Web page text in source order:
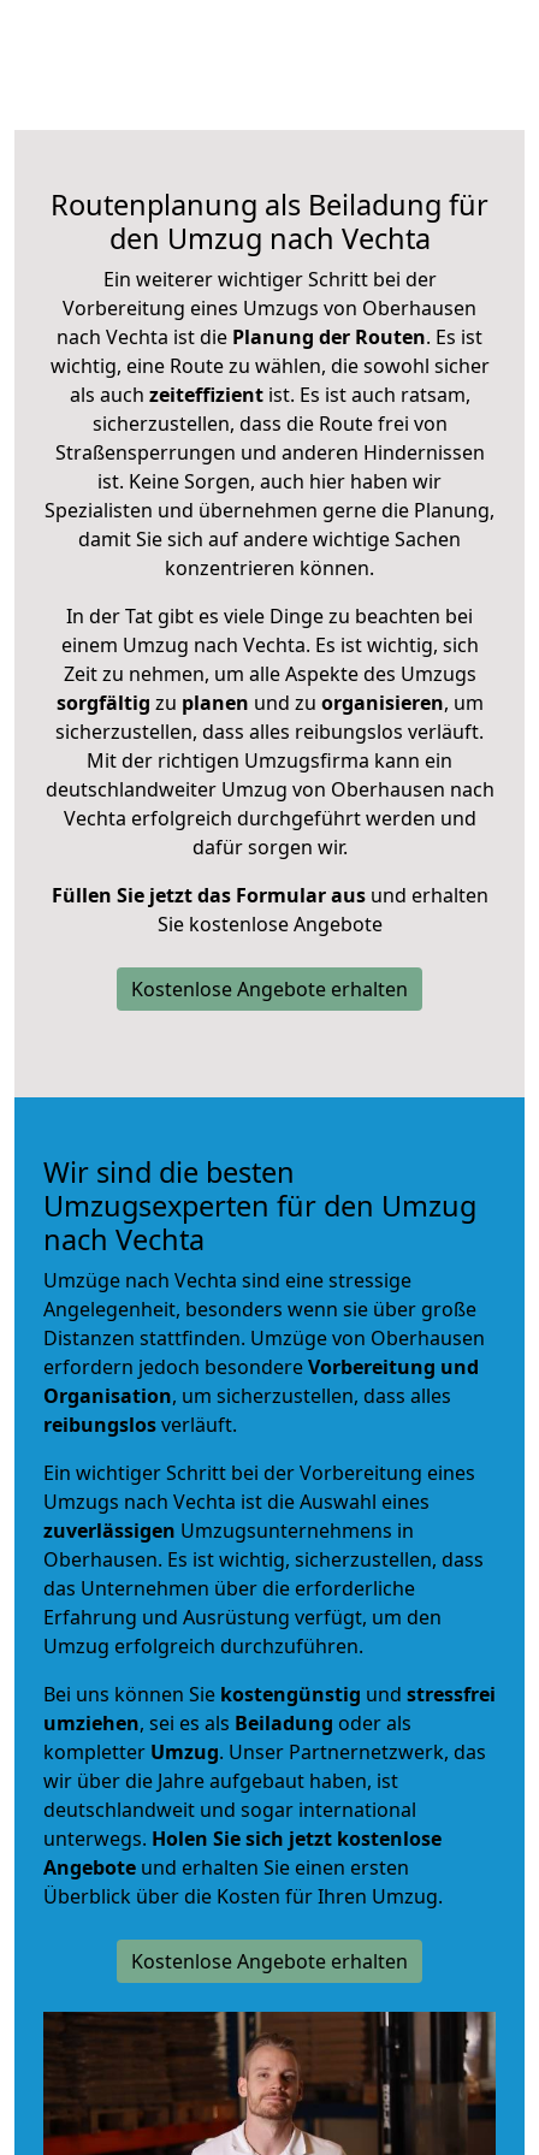
Routenplanung als Beiladung für
den Umzug nach Vechta
Ein weiterer wichtiger Schritt bei der
Vorbereitung eines Umzugs von Oberhausen
nach Vechta ist die Planung der Routen. Es ist
wichtig, eine Route zu wählen, die sowohl sicher
als auch zeiteffizientist. Es ist auch ratsam,
sicherzustellen, dass die Route frei von
Straßensperrungen und anderen Hindernissen
ist. Keine Sorgen, auch hier haben wir
Spezialisten und übernehmen gerne die Planung,
damit Sie sich auf andere wichtige Sachen
konzentrieren können.
In der Tat gibt es viele Dinge zu beachten bei
einem Umzug nach Vechta. Es ist wichtig, sich
Zeit zu nehmen, um alle Aspekte des Umzugs
sorgfältig zu planen und zu organisieren, um
sicherzustellen, dass alles reibungslos verläuft.
Mit der richtigen Umzugsfirma kann ein
deutschlandweiter Umzug von Oberhausen nach
Vechta erfolgreich durchgeführt werden und
dafür sorgen wir.
Füllen Sie jetzt das Formular ausund erhalten
Sie kostenlose Angebote
Kostenlose Angebote erhalten
Wir sind die besten
Umzugsexperten für den Umzug
nach Vechta
Umzüge nach Vechta sind eine stressige
Angelegenheit, besonders wenn sie über große
Distanzen stattfinden. Umzüge von Oberhausen
erfordern jedoch besondereVorbereitung und
Organisation, um sicherzustellen, dass alles
reibungslosverläuft.
Ein wichtiger Schritt bei der Vorbereitung eines
Umzugs nach Vechta ist die Auswahl eines
zuverlässigen Umzugsunternehmens in
Oberhausen. Es ist wichtig, sicherzustellen, dass
das Unternehmen über die erforderliche
Erfahrung und Ausrüstung verfügt, um den
Umzug erfolgreich durchzuführen.
Bei uns können Sie kostengünstig und stressfrei
umziehen, sei es als Beiladung oder als
kompletter Umzug. Unser Partnernetzwerk, das
wir über die Jahre aufgebaut haben, ist
deutschlandweit und sogar international
unterwegs. Holen Sie sich jetzt kostenlose
Angebote und erhalten Sie einen ersten
Überblick über die Kosten für Ihren Umzug.
Kostenlose Angebote erhalten